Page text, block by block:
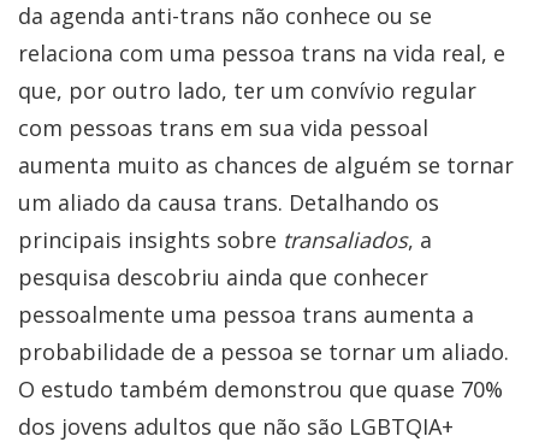
da agenda anti-trans não conhece ou se
relaciona com uma pessoa trans na vida real, e
que, por outro lado, ter um convívio regular
com pessoas trans em sua vida pessoal
aumenta muito as chances de alguém se tornar
um aliado da causa trans. Detalhando os
principais insights sobre transaliados, a
pesquisa descobriu ainda que conhecer
pessoalmente uma pessoa trans aumenta a
probabilidade de a pessoa se tornar um aliado.
O estudo também demonstrou que quase 70%
dos jovens adultos que não são LGBTQIA+